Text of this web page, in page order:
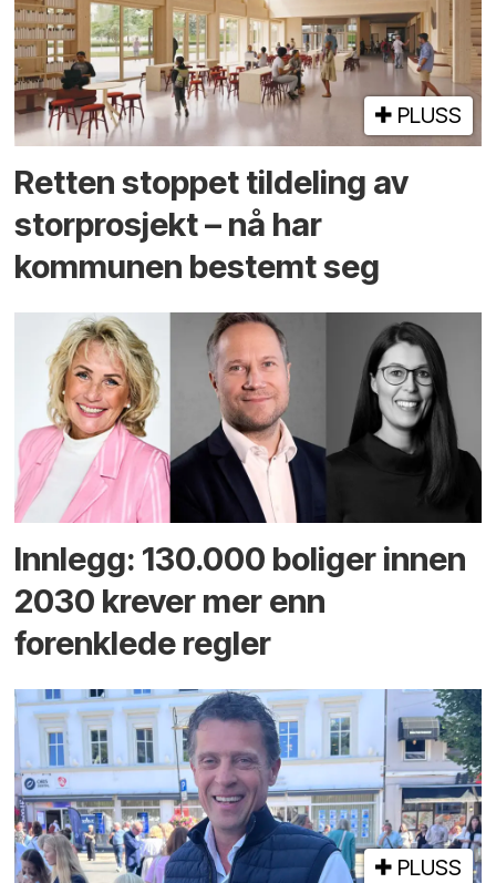
PLUSS
Retten stoppet tildeling av
storprosjekt – nå har
kommunen bestemt seg
Innlegg: 130.000 boliger innen
2030 krever mer enn
forenklede regler
PLUSS